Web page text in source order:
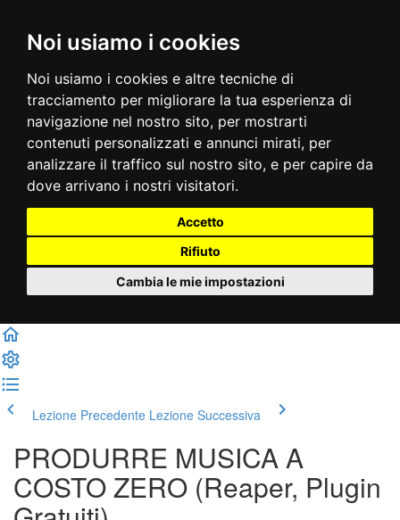
Noi usiamo i cookies
Noi usiamo i cookies e altre tecniche di
tracciamento per migliorare la tua esperienza di
navigazione nel nostro sito, per mostrarti
contenuti personalizzati e annunci mirati, per
analizzare il traffico sul nostro sito, e per capire da
dove arrivano i nostri visitatori.
Accetto
Rifiuto
Cambia le mie impostazioni
Lezione Precedente Lezione Successiva
PRODURRE MUSICA A
COSTO ZERO (Reaper, Plugin